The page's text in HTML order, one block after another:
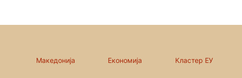
Македонија Економија Кластер ЕУ